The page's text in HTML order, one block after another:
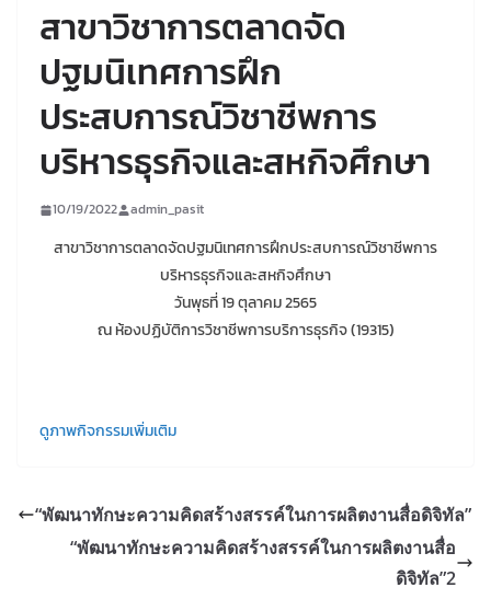
สาขาวิชาการตลาดจัด
ปฐมนิเทศการฝึก
ประสบการณ์วิชาชีพการ
บริหารธุรกิจและสหกิจศึกษา
10/19/2022 admin_pasit
สาขาวิชาการตลาดจัดปฐมนิเทศการฝึกประสบการณ์วิชาชีพการ
บริหารธุรกิจและสหกิจศึกษา
วันพุธที่ 19 ตุลาคม 2565
ณ ห้องปฏิบัติการวิชาชีพการบริการธุรกิจ (19315)
ดูภาพกิจกรรมเพิ่มเติม
“พัฒนาทักษะความคิดสร้างสรรค์ในการผลิตงานสื่อดิจิทัล”
“พัฒนาทักษะความคิดสร้างสรรค์ในการผลิตงานสื่อ
ดิจิทัล”2